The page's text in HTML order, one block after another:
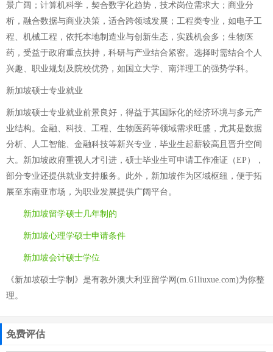
景广阔；计算机科学，契合数字化趋势，技术岗位需求大；商业分
析，融合数据与商业决策，适合跨领域发展；工程类专业，如电子工
程、机械工程，依托本地制造业与创新生态，实践机会多；生物医
药，受益于政府重点扶持，科研与产业结合紧密。选择时需结合个人
兴趣、职业规划及院校优势，如国立大学、南洋理工的强势学科。
新加坡硕士专业就业
新加坡硕士专业就业前景良好，得益于其国际化的经济环境与多元产
业结构。金融、科技、工程、生物医药等领域需求旺盛，尤其是数据
分析、人工智能、金融科技等新兴专业，毕业生起薪较高且晋升空间
大。新加坡政府重视人才引进，硕士毕业生可申请工作准证（EP），
部分专业还提供就业支持服务。此外，新加坡作为区域枢纽，便于拓
展至东南亚市场，为职业发展提供广阔平台。
新加坡留学硕士几年制的
新加坡心理学硕士申请条件
新加坡会计硕士学位
《新加坡硕士学制》是有教外澳大利亚留学网(m.61liuxue.com)为你整
理。
免费评估